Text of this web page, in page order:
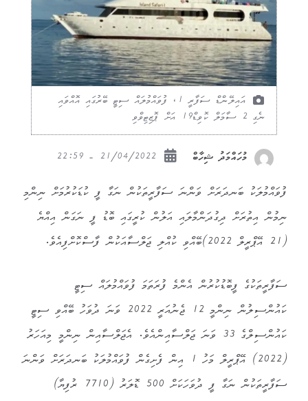
އައިލޭންޑް ސަފާރީ 1، ފުވައްމުލައް ސިޓީ ބޭރުގައި އޮއްވައި
ނެގި 2 ސާމަލް ކޮވިޑް19 އަށް ޕޮޒިޓިވްވި
މުހައްމަދު ޝިހާބް
ފުވައްމުލަކު ބަނދަރަށް ވަންނަ ސަފާރީތަކުން ނަގާ ފީ ކުޑަކުރުމަށް ނިންމި
ނިމުން އިތުރަށް ދިގުދަންމާލައި އަލުން ކުރީގައި ބޮޑު ފީ ނަގަން އިއްޔެ
(21 އޭޕްރީލް 2022)ބޭއްވި ކުއްލި ޖަލްސާއަކުން ފާސްކޮށްފިއެވެ.
ސަފާރީތަކުގެ ފީބޮޑުކުރުން އެންމެ ފުރަތަމަ ފުވައްމުލައް ސިޓީ
ކައުންސިލުން ނިންމީ 12 ޖެނުއަރީ 2022 ވަނަ ދުވަހު ބޭއްވި ސިޓީ
ކައުންސިލްގެ 33 ވަނަ ޖަލްސާއިންއެވެ. އެޖަލްސާއިން ނިންމީ މިއަހަރު
(2022) އޭޕްރީލް މަހު 1 އިން ފެށިގެން ފުވައްމުލަކު ބަނދަރަށް ވަންނަ
ސަފާރީތަކުން ނަގާ ފީ ދުވަހަކަށް 500 ޑޮލަރު (7710 ރުފިޔާ)